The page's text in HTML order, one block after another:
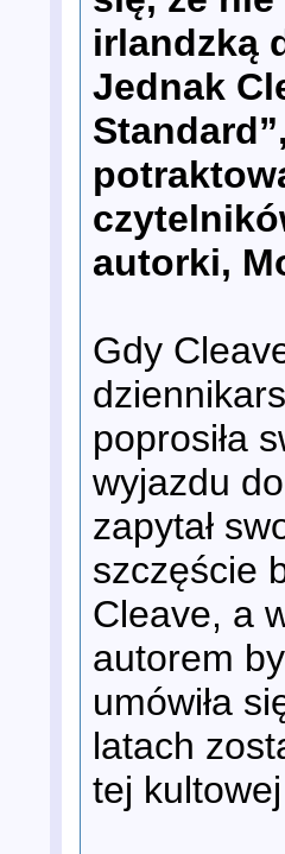
irlandzką
Jednak
autorki,
Gdy
poprosiła
wyjazdu
zapytał
szczęście
Cleave, a
autorem
umówiła
latach
tej